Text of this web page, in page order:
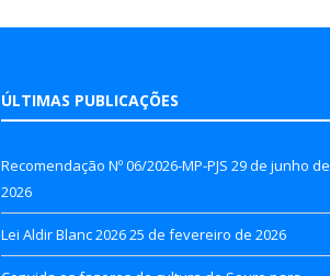
ÚLTIMAS PUBLICAÇÕES
Recomendação Nº 06/2026-MP-PJS 29 de junho de
2026
Lei Aldir Blanc 202625 de fevereiro de 2026